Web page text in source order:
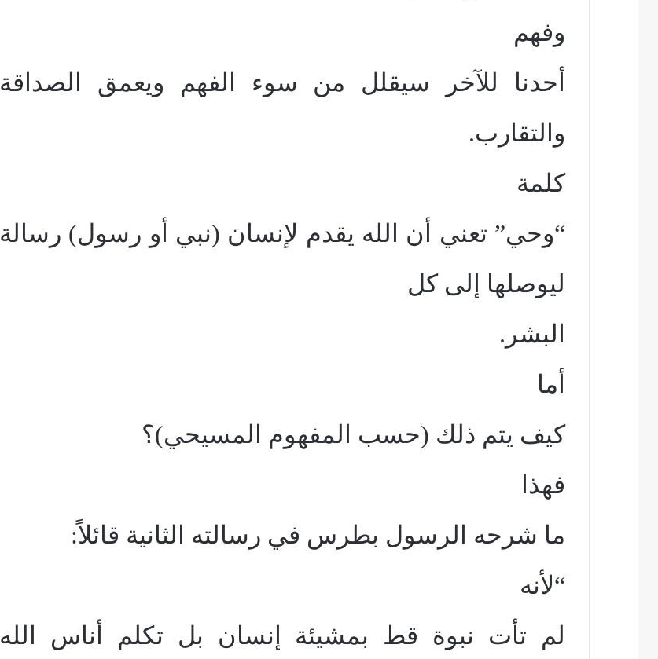
وفهم
أحدنا للآخر سيقلل من سوء الفهم ويعمق الصداقة
والتقارب.
كلمة
“وحي” تعني أن الله يقدم لإنسان (نبي أو رسول) رسالة
ليوصلها إلى كل
البشر.
أما
كيف يتم ذلك (حسب المفهوم المسيحي)؟
فهذا
ما شرحه الرسول بطرس في رسالته الثانية قائلاً:
“لأنه
لم تأت نبوة قط بمشيئة إنسان بل تكلم أناس الله